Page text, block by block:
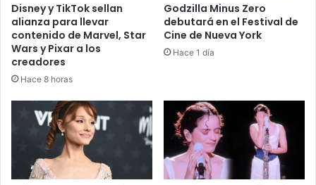
Disney y TikTok sellan
alianza para llevar
contenido de Marvel, Star
Wars y Pixar a los
creadores
Hace 8 horas
Godzilla Minus Zero
debutará en el Festival de
Cine de Nueva York
Hace 1 día